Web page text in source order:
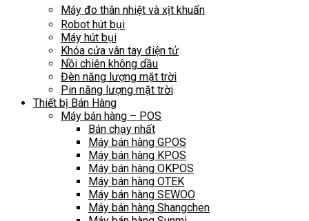
Máy đo thân nhiệt và xịt khuẩn
Robot hút bụi
Máy hút bụi
Khóa cửa vân tay điện tử
Nồi chiên không dầu
Đèn năng lượng mặt trời
Pin năng lượng mặt trời
Thiết bị Bán Hàng
Máy bán hàng – POS
Bán chạy nhất
Máy bán hàng GPOS
Máy bán hàng KPOS
Máy bán hàng OKPOS
Máy bán hàng OTEK
Máy bán hàng SEWOO
Máy bán hàng Shangchen